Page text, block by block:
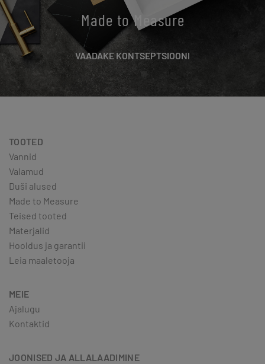
Made to Measure
VAADAKE KONTSEPTSIOONI
TOOTED
Vannid
Valamud
Duši alused
Made to Measure
Teised tooted
Materjalid
Hooldus ja garantii
Leia maaletooja
MEIE
Ajalugu
Kontaktid
JOONISED JA ALLALAADIMINE